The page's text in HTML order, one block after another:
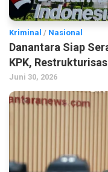
Kriminal / Nasional
Danantara Siap
KPK,
Juni 30, 2026